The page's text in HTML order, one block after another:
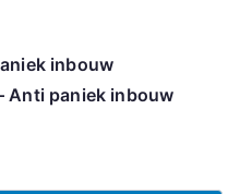
inbouw
Anti paniek inbouw